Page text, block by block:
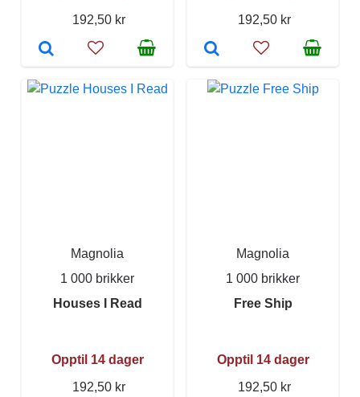
192,50 kr
192,50 kr
Magnolia
1 000 brikker
Houses I Read
Opptil 14 dager
192,50 kr
Magnolia
1 000 brikker
Free Ship
Opptil 14 dager
192,50 kr